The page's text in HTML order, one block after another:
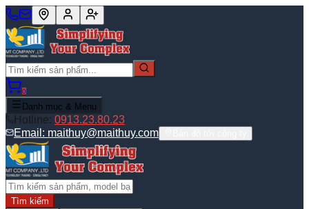
0
Danh mục & Menu
Hotline: 0913.23.80.23
Email: maithuy@maithuy.com
Tìm kiếm